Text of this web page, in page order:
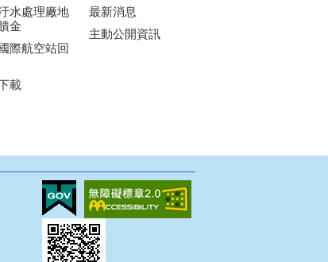
水處理廠地
金
際航空站回
載
最新消息
主動公開資訊